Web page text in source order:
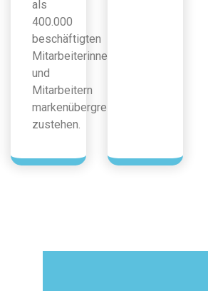
als
400.000
beschäftigten
Mitarbeiterinnen
und
Mitarbeitern
markenübergreifend
zustehen.